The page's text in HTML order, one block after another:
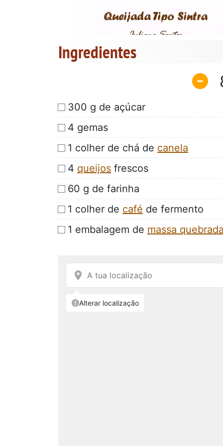
Ingredientes
300 g de açúcar
4 gemas
1 colher de chá de canela
4 queijos frescos
60 g de farinha
1 colher de café de fermento
1 embalagem de massa